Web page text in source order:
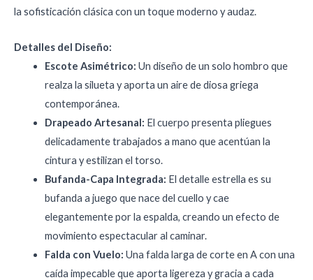
la sofisticación clásica con un toque moderno y audaz.
Detalles del Diseño:
Escote Asimétrico: Un diseño de un solo hombro que
realza la silueta y aporta un aire de diosa griega
contemporánea.
Drapeado Artesanal: El cuerpo presenta pliegues
delicadamente trabajados a mano que acentúan la
cintura y estilizan el torso.
Bufanda-Capa Integrada: El detalle estrella es su
bufanda a juego que nace del cuello y cae
elegantemente por la espalda, creando un efecto de
movimiento espectacular al caminar.
Falda con Vuelo: Una falda larga de corte en A con una
caída impecable que aporta ligereza y gracia a cada